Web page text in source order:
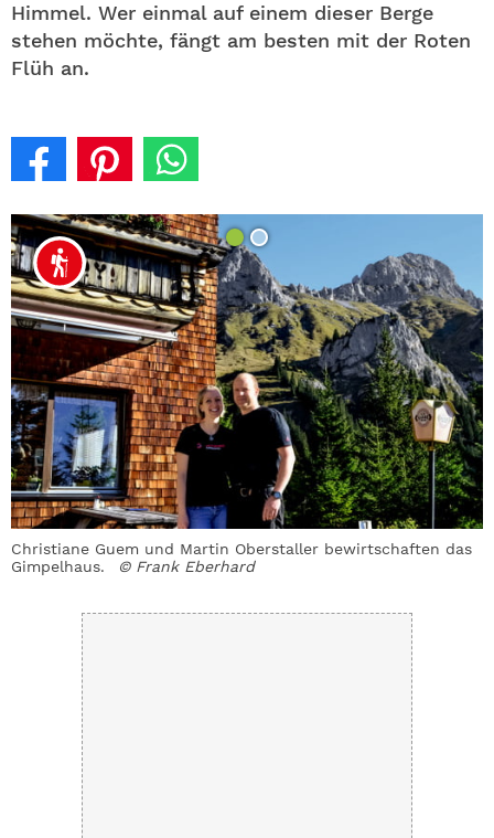
Himmel. Wer einmal auf einem dieser Berge
stehen möchte, fängt am besten mit der Roten
Flüh an.
Christiane Guem und Martin Oberstaller bewirtschaften das
Gimpelhaus.
© Frank Eberhard